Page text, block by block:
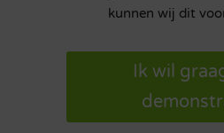
kunnen wij dit
Ik wil